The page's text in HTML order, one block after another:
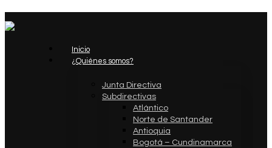
Inicio
¿Quiénes somos?
Junta Directiva
Subdirectivas
Atlántico
Norte de Santander
Antioquia
Bogotá – Cundinamarca